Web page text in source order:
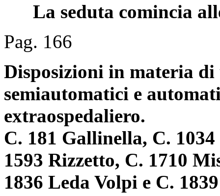
La seduta comincia
Pag. 166
Disposizioni in materia
semiautomatici e
extraospedaliero.
C. 181 Gallinella, C.
1593 Rizzetto, C. 1710
1836 Leda Volpi e C.